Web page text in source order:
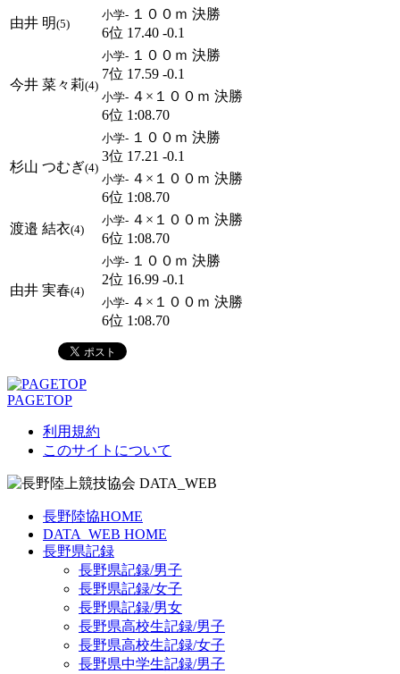
由井 明(5)
小学- １００ｍ 決勝
6位 17.40 -0.1
今井 菜々莉(4)
小学- １００ｍ 決勝
7位 17.59 -0.1
小学- ４×１００ｍ 決勝
6位 1:08.70
杉山 つむぎ(4)
小学- １００ｍ 決勝
3位 17.21 -0.1
小学- ４×１００ｍ 決勝
6位 1:08.70
渡邉 結衣(4)
小学- ４×１００ｍ 決勝
6位 1:08.70
由井 実春(4)
小学- １００ｍ 決勝
2位 16.99 -0.1
小学- ４×１００ｍ 決勝
6位 1:08.70
PAGETOP
利用規約
このサイトについて
長野陸協HOME
DATA_WEB HOME
長野県記録
長野県記録/男子
長野県記録/女子
長野県記録/男女
長野県高校生記録/男子
長野県高校生記録/女子
長野県中学生記録/男子